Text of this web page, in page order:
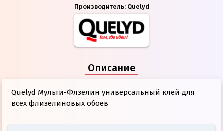
Производитель: Quelyd
Описание
Quelyd Мульти-Флзелин универсальный клей для
всех флизелиновых обоев